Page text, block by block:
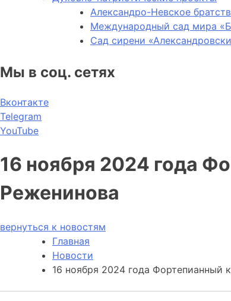
Александро-Невское
Международный сад мира
Сад сирени
Мы в соц. сетях
Вконтакте
Telegram
YouTube
16 ноября 2024 года
Реженинова
вернуться к новостям
Главная
Новости
16 ноября 2024 года Фортепианный